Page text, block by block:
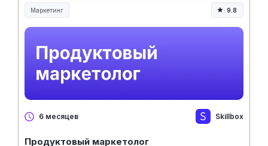
Маркетинг 9.8
6 месяцев Skillbox
Продуктовый маркетолог